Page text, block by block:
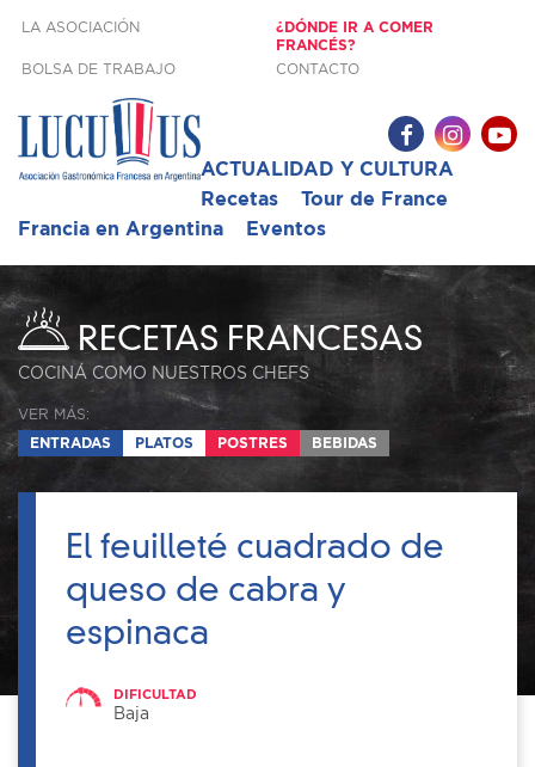
LA ASOCIACIÓN
¿DÓNDE IR A COMER
FRANCÉS?
BOLSA DE TRABAJO
CONTACTO
ACTUALIDAD Y CULTURA
Recetas
Tour de France
Francia en Argentina
Eventos
RECETAS FRANCESAS
COCINÁ COMO NUESTROS CHEFS
VER MÁS:
ENTRADAS
PLATOS POSTRES BEBIDAS
El feuilleté cuadrado de
queso de cabra y
espinaca
DIFICULTAD
Baja